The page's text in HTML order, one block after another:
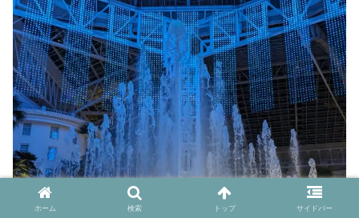
ホーム 検索 トップ サイドバー